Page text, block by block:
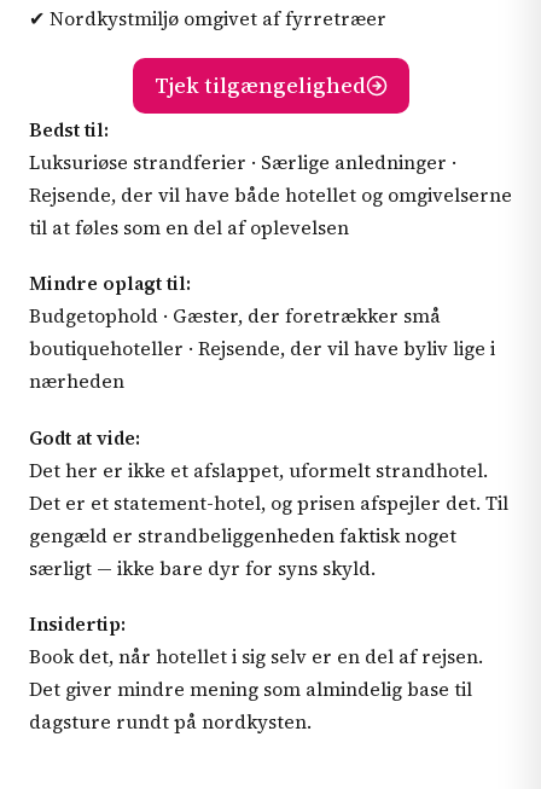
✔ Nordkystmiljø omgivet af fyrretræer
Tjek tilgængelighed
Bedst til:
Luksuriøse strandferier · Særlige anledninger ·
Rejsende, der vil have både hotellet og omgivelserne
til at føles som en del af oplevelsen
Mindre oplagt til:
Budgetophold · Gæster, der foretrækker små
boutiquehoteller · Rejsende, der vil have byliv lige i
nærheden
Godt at vide:
Det her er ikke et afslappet, uformelt strandhotel.
Det er et statement-hotel, og prisen afspejler det. Til
gengæld er strandbeliggenheden faktisk noget
særligt — ikke bare dyr for syns skyld.
Insidertip:
Book det, når hotellet i sig selv er en del af rejsen.
Det giver mindre mening som almindelig base til
dagsture rundt på nordkysten.